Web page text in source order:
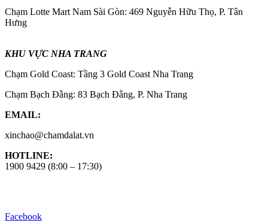
Chạm Lotte Mart Nam Sài Gòn: 469 Nguyễn Hữu Thọ, P. Tân
Hưng
KHU VỰC NHA TRANG
Chạm Gold Coast: Tầng 3 Gold Coast Nha Trang
Chạm Bạch Đằng: 83 Bạch Đằng, P. Nha Trang
EMAIL:
xinchao@chamdalat.vn
HOTLINE:
1900 9429 (8:00 – 17:30)
Facebook